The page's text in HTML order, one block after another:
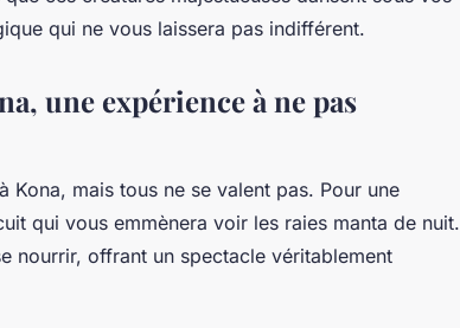
qui ne vous laissera pas indifférent.
une expérience à ne pas
mais tous ne se valent pas. Pour une
qui vous emmènera voir les raies manta de nuit.
nourrir, offrant un spectacle véritablement